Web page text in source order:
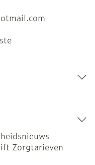
Zorgtarieven